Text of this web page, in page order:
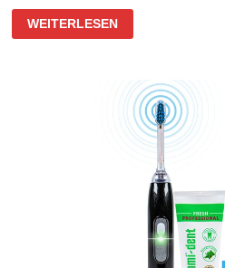
ULTRASCHALLAUFSÄTZE
FÜR
DIE
WEITERLESEN